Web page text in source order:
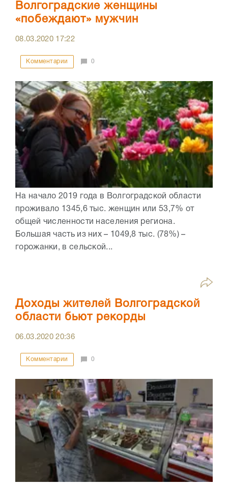
Волгоградские женщины
«побеждают» мужчин
08.03.2020 17:22
Комментарии 0
На начало 2019 года в Волгоградской области
проживало 1345,6 тыс. женщин или 53,7% от
общей численности населения региона.
Большая часть из них – 1049,8 тыс. (78%) –
горожанки, в сельской...
Доходы жителей Волгоградской
области бьют рекорды
06.03.202020:36
Комментарии 0